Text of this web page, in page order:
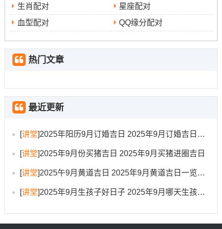
注意事项：冲猪（属猪人需避开）~煞东。
时辰建议:乙未时（13：00-14:59）位吉时利于动土。
5.日期:9月12日（星期五），农历七月廿一
黄历宜忌:宜：嫁娶、出行、伐木、拆卸、修造、动土、
移徙、安葬、破土、修坟、立碑；忌:掘井、祈福、安床、
日子特征 :值神白虎~建除十二神位闭日，星宿鬼金羊，需
注意规避不利因素。
注意事项:冲虎（属虎人需避开） ，煞南。
6.日期：9月14日（星期日）~农历七月廿三
生肖配对
星座配对
血型配对
QQ缘分配对
热门文章
最近更新
[讲堂]2025年阳历9月订婚吉日 2025年9月订婚吉日有哪几天
[讲堂]2025年9月份买猪吉日 2025年9月买猪进圈吉日
[讲堂]2025午9月黄道吉日 2025年9月黄道吉日一览表大全
[讲堂]2025年9月生孩子好日子 2025年9月哪天生孩子比较好